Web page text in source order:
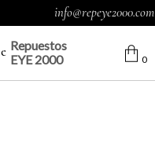
info@repeye2000.com
Repuestos
EYE 2000
0